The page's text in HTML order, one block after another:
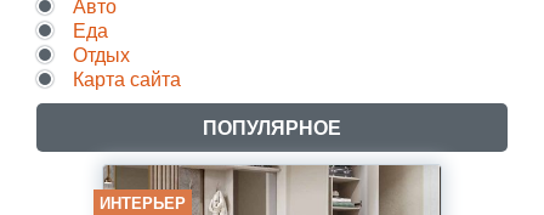
Еда
Отдых
Карта сайта
ПОПУЛЯРНОЕ
ИНТЕРЬЕР